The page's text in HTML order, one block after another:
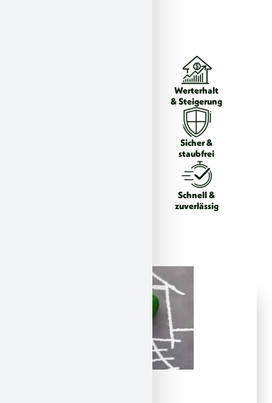
Werterhalt
& Steigerung
Sicher &
staubfrei
Schnell &
zuverlässig